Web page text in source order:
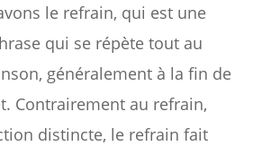
le refrain, qui est une
qui se répète tout au
généralement à la fin de
Contrairement au refrain,
distincte, le refrain fait